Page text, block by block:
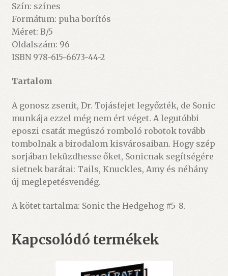
Szín: színes
Formátum: puha borítós
Méret: B/5
Oldalszám: 96
ISBN 978-615-6673-44-2
Tartalom
A gonosz zsenit, Dr. Tojásfejet legyőzték, de Sonic
munkája ezzel még nem ért véget. A legutóbbi
eposzi csatát megúszó romboló robotok tovább
tombolnak a birodalom kisvárosaiban. Hogy szép
sorjában leküzdhesse őket, Sonicnak segítségére
sietnek barátai: Tails, Knuckles, Amy és néhány
új meglepetésvendég.
A kötet tartalma: Sonic the Hedgehog #5-8.
Kapcsolódó termékek